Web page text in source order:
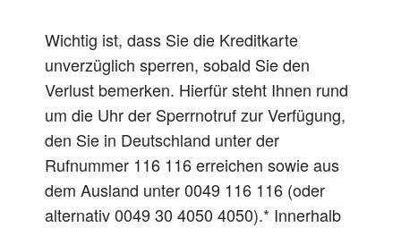
Wichtig ist, dass Sie die Kreditkarte
unverzüglich sperren, sobald Sie den
Verlust bemerken. Hierfür steht Ihnen rund
um die Uhr der Sperrnotruf zur Verfügung,
den Sie in Deutschland unter der
Rufnummer 116 116 erreichen sowie aus
dem Ausland unter 0049 116 116 (oder
alternativ 0049 30 4050 4050).* Innerhalb